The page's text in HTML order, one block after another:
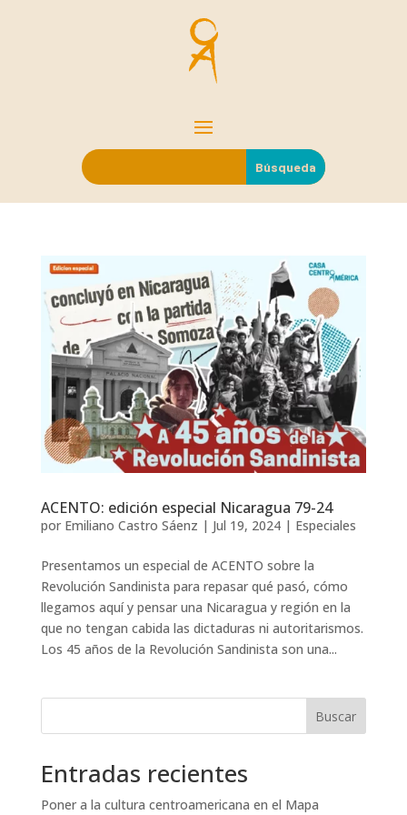
ACENTO: edición especial Nicaragua 79-24
por Emiliano Castro Sáenz | Jul 19, 2024| Especiales
Presentamos un especial de ACENTO sobre la
Revolución Sandinista para repasar qué pasó, cómo
llegamos aquí y pensar una Nicaragua y región en la
que no tengan cabida las dictaduras ni autoritarismos.
Los 45 años de la Revolución Sandinista son una...
Buscar
Entradas recientes
Poner a la cultura centroamericana en el Mapa